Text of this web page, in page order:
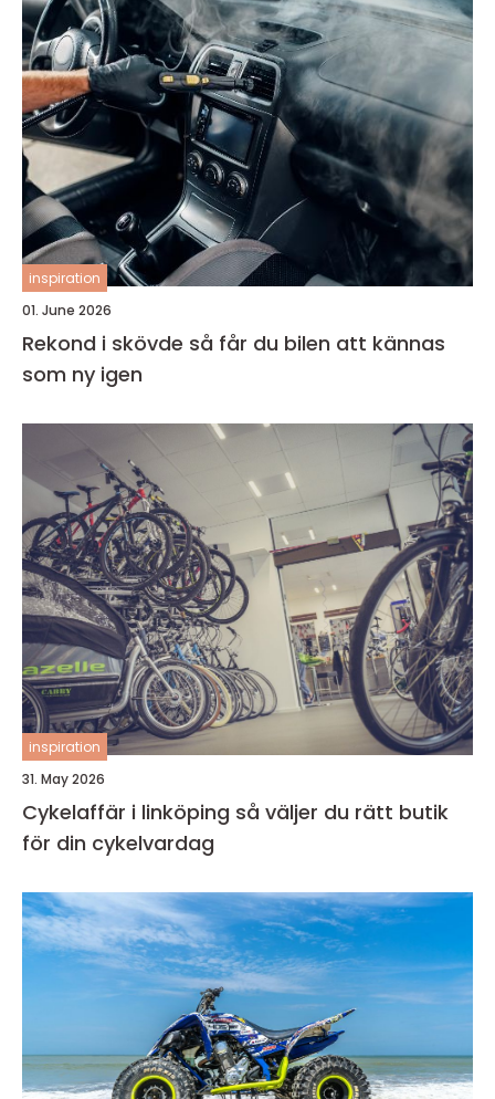
inspiration
01. June 2026
Rekond i skövde så får du bilen att kännas
som ny igen
inspiration
31. May 2026
Cykelaffär i linköping så väljer du rätt butik
för din cykelvardag